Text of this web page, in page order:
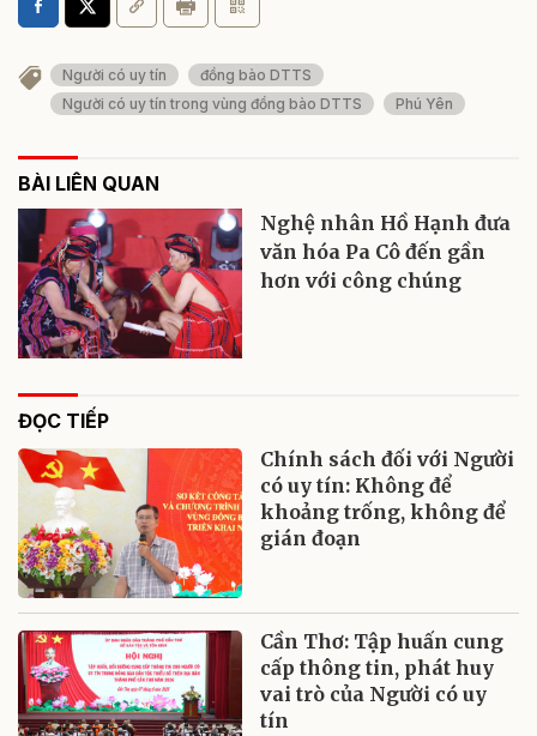
Người có uy tín
đồng bào DTTS
Người có uy tín trong vùng đồng bào DTTS
Phú Yên
BÀI LIÊN QUAN
Nghệ nhân Hồ Hạnh đưa
văn hóa Pa Cô đến gần
hơn với công chúng
ĐỌC TIẾP
Chính sách đối với Người
có uy tín: Không để
khoảng trống, không để
gián đoạn
Cần Thơ: Tập huấn cung
cấp thông tin, phát huy
vai trò của Người có uy
tín